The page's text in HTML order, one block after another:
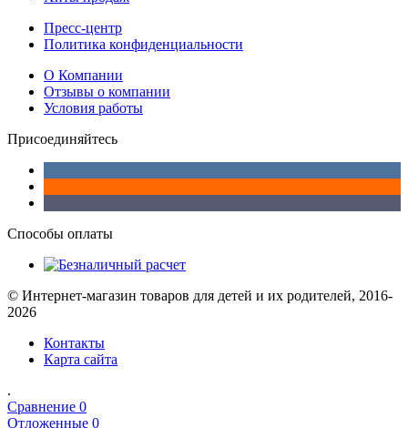
Пресс-центр
Политика конфиденциальности
О Компании
Отзывы о компании
Условия работы
Присоединяйтесь
Способы оплаты
© Интернет-магазин товаров для детей и их родителей, 2016-
2026
Контакты
Карта сайта
.
Сравнение 0
Отложенные 0